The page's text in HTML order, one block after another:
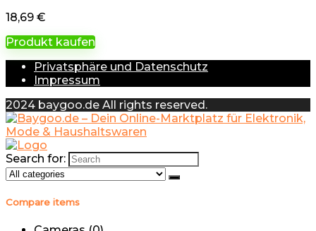
18,69 €
Produkt kaufen
Privatsphäre und Datenschutz
Impressum
2024 baygoo.de All rights reserved.
Search for:
Compare items